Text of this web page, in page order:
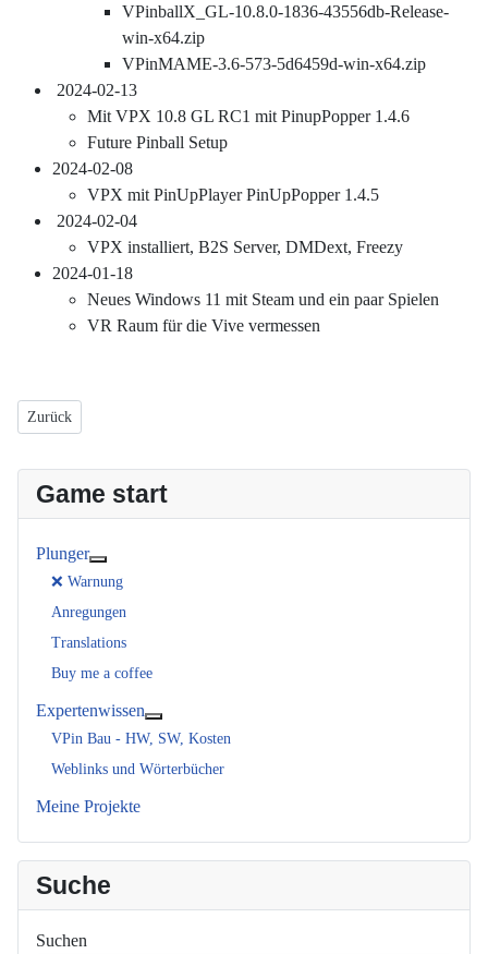
VPinballX_GL-10.8.0-1836-43556db-Release-
win-x64.zip
VPinMAME-3.6-573-5d6459d-win-x64.zip
2024-02-13
Mit VPX 10.8 GL RC1 mit PinupPopper 1.4.6
Future Pinball Setup
2024-02-08
VPX mit PinUpPlayer PinUpPopper 1.4.5
2024-02-04
VPX installiert, B2S Server, DMDext, Freezy
2024-01-18
Neues Windows 11 mit Steam und ein paar Spielen
VR Raum für die Vive vermessen
Vorheriger Beitrag: Der fertige VR-Pin
Zurück
Game start
Plunger
❌ Warnung
Anregungen
Translations
Buy me a coffee
Expertenwissen
VPin Bau - HW, SW, Kosten
Weblinks und Wörterbücher
Meine Projekte
Suche
Suchen